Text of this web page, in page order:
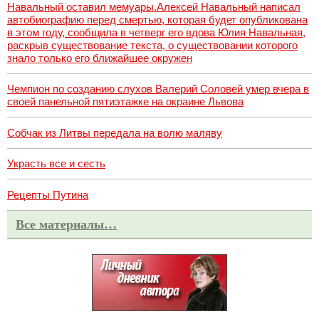
Навальный оставил мемуары.Алексей Навальный написал
автобиографию перед смертью, которая будет опубликована
в этом году, сообщила в четверг его вдова Юлия Навальная,
раскрыв существование текста, о существовании которого
знало только его ближайшее окружен
Чемпион по созданию слухов Валерий Соловей умер вчера в
своей панельной пятиэтажке на окраине Львова
Собчак из Литвы передала на волю маляву
Украсть все и сесть
Рецепты Путина
Все материалы…